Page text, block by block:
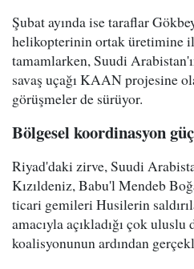
Şubat ayında ise taraflar
helikopterinin ortak üretimine
tamamlarken, Suudi
savaş uçağı KAAN projesine
görüşmeler de sürüyor.
Bölgesel koordinasyon
Riyad'daki zirve, Suudi
Kızıldeniz, Babu'l Mendeb
ticari gemileri Husilerin
amacıyla açıkladığı çok
koalisyonunun ardından